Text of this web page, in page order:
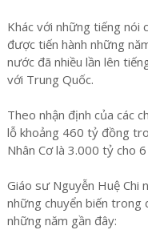
Khác với những tiếng nói
được tiến hành những
nước đã nhiều lần lên
với Trung Quốc.
Theo nhận định của các
lỗ khoảng 460 tỷ đồng
Nhân Cơ là 3.000 tỷ cho 6
Giáo sư Nguyễn Huệ Chi
những chuyển biến
những năm gần đây: